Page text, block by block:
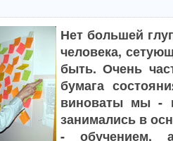
Нет большей
человека,
быть. Очень
бумага
виноваты мы -
занимались в
- обучением,